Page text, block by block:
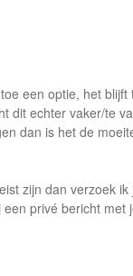
een optie, het
dit echter vaker/te
dan is het de
zijn dan verzoek
privé bericht met